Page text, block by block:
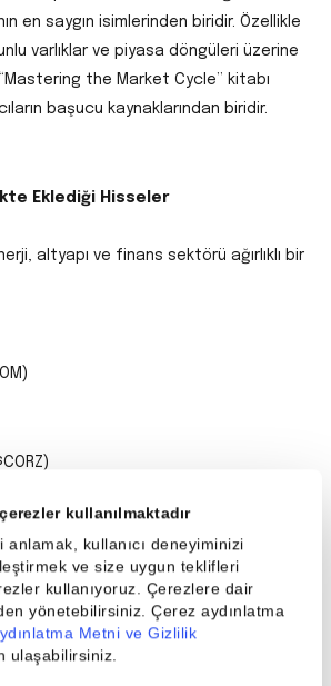
kullanılmaktadır
kullanıcı deneyiminizi
ve size uygun teklifleri
kullanıyoruz. Çerezlere dair
yönetebilirsiniz. Çerez aydınlatma
Metni ve Gizlilik
ulaşabilirsiniz.
en saygın isimlerinden biridir. Özellikle
varlıklar ve piyasa döngüleri üzerine
“Mastering the Market Cycle” kitabı
başucu kaynaklarından biridir.
Eklediği Hisseler
altyapı ve finans sektörü ağırlıklı bir